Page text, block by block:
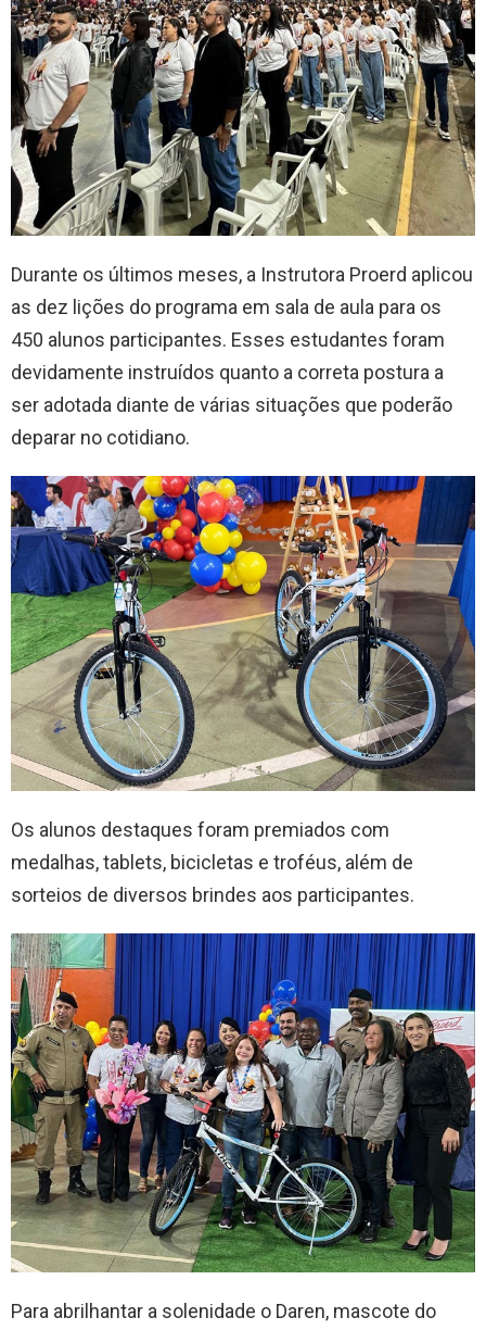
Durante os últimos meses, a Instrutora Proerd aplicou
as dez lições do programa em sala de aula para os
450 alunos participantes. Esses estudantes foram
devidamente instruídos quanto a correta postura a
ser adotada diante de várias situações que poderão
deparar no cotidiano.
Os alunos destaques foram premiados com
medalhas, tablets, bicicletas e troféus, além de
sorteios de diversos brindes aos participantes.
Para abrilhantar a solenidade o Daren, mascote do